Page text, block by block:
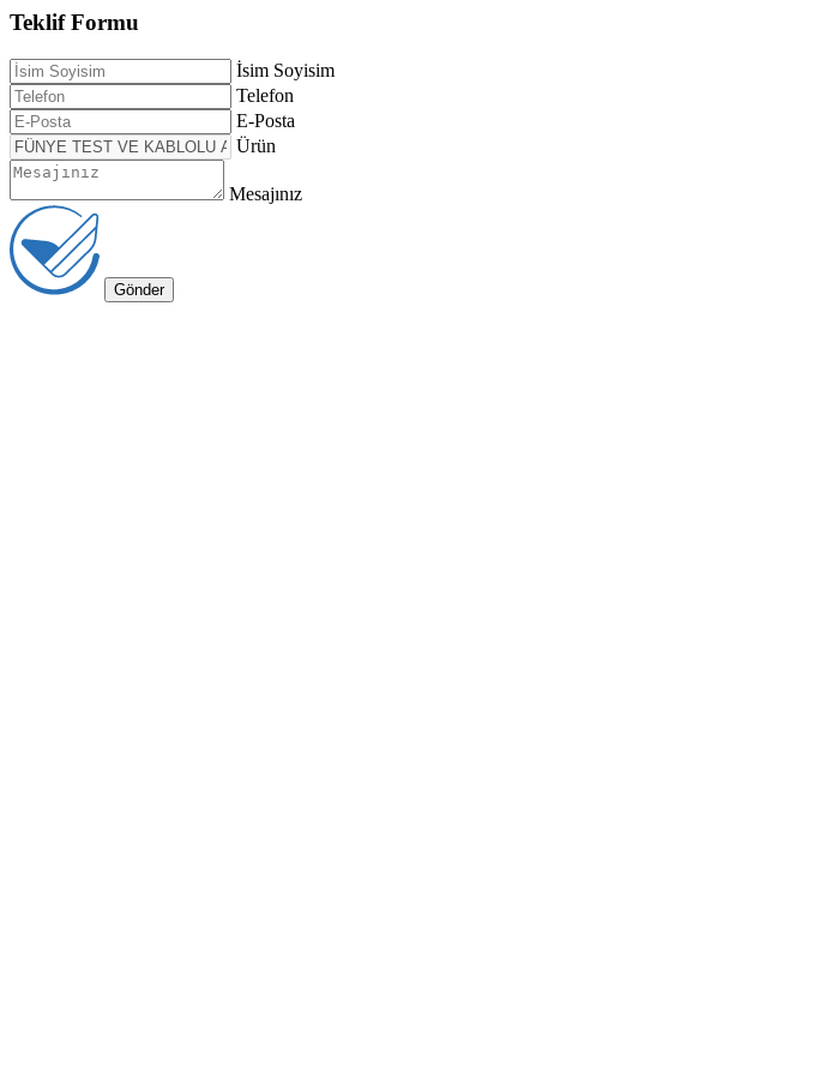
Teklif Formu
İsim Soyisim
Telefon
E-Posta
Ürün
Mesajınız
Gönder